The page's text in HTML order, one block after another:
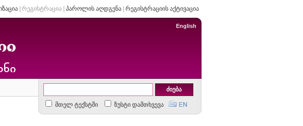
| რეგისტრაცია| პაროლის აღდგენა| რეგისტრაციის აქტივაცია
English
მთელ ტექსტში ზუსტი დამთხვევა